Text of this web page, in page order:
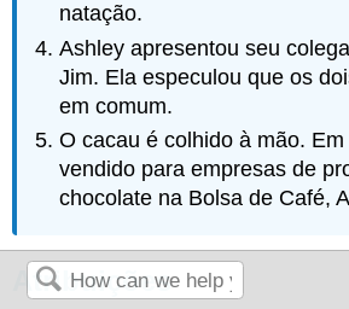
natação.
Ashley apresentou seu
Jim. Ela especulou que os
em comum.
O cacau é colhido à mão.
vendido para empresas de
chocolate na Bolsa de Café,
Atribuições